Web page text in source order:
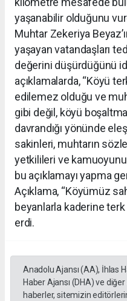
yaşanabilir olduğunu
Muhtar Zekeriya
yaşayan vatandaşları
değerini düşürdüğünü
açıklamalarda, “Köyü
edilemez olduğu ve
gibi değil, köyü
davrandığı yönünde
sakinleri, muhtarın
yetkilileri ve
bu açıklamayı yapma
Açıklama, “Köyümüz
beyanlarla kaderine
erdi.
Anadolu Ajansı (AA), İhlas
Haber Ajansı (DHA) ve
haberler, sitemizin